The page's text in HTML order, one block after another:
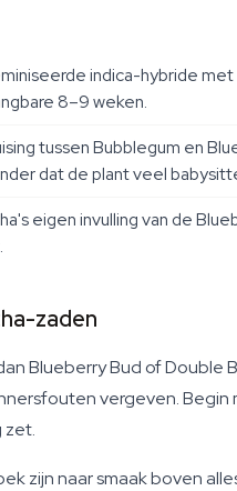
indica-hybride
8–9 weken.
tussen Bubblegum en
dat de plant veel
eigen invulling van de
zaden
Blueberry Bud of
vergeven.
zet.
zijn naar smaak boven